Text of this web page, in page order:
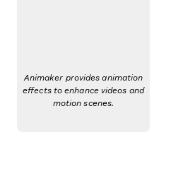
Animaker provides animation
effects to enhance videos and
motion scenes.